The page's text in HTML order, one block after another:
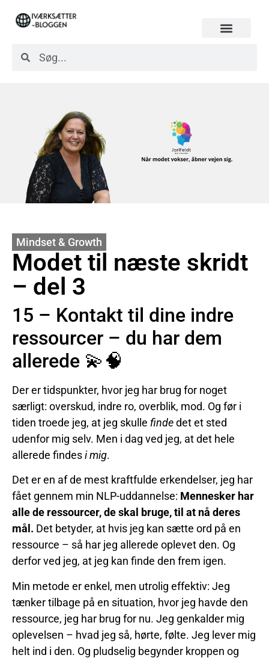
Mindset & Growth
Modet til næste skridt
– del 3
15 – Kontakt til dine indre
ressourcer – du har dem
allerede 💫🧠
Der er tidspunkter, hvor jeg har brug for noget
særligt: overskud, indre ro, overblik, mod. Og før i
tiden troede jeg, at jeg skulle findedet et sted
udenfor mig selv. Men i dag ved jeg, at det hele
allerede findesi mig.
Det er en af de mest kraftfulde erkendelser, jeg har
fået gennem min NLP-uddannelse: Mennesker har
alle de ressourcer, de skal bruge, til at nå deres
mål. Det betyder, at hvis jeg kan sætte ord på en
ressource – så har jeg allerede oplevet den. Og
derfor ved jeg, at jeg kan finde den frem igen.
Min metode er enkel, men utrolig effektiv: Jeg
tænker tilbage på en situation, hvor jeg havde den
ressource, jeg har brug for nu. Jeg genkalder mig
oplevelsen – hvad jeg så, hørte, følte. Jeg lever mig
helt ind i den. Og pludselig begynder kroppen og